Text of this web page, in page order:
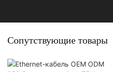
Сопутствующие товары